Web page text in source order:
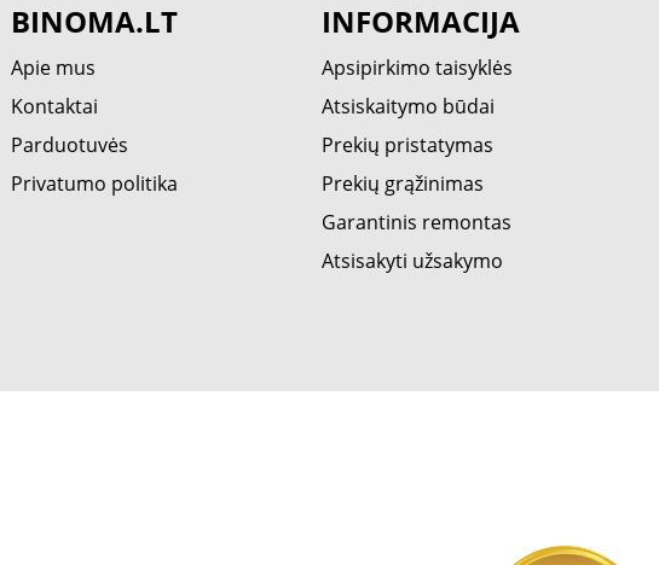
BINOMA.LT
Apie mus
Kontaktai
Parduotuvės
Privatumo politika
INFORMACIJA
Apsipirkimo taisyklės
Atsiskaitymo būdai
Prekių pristatymas
Prekių grąžinimas
Garantinis remontas
Atsisakyti užsakymo